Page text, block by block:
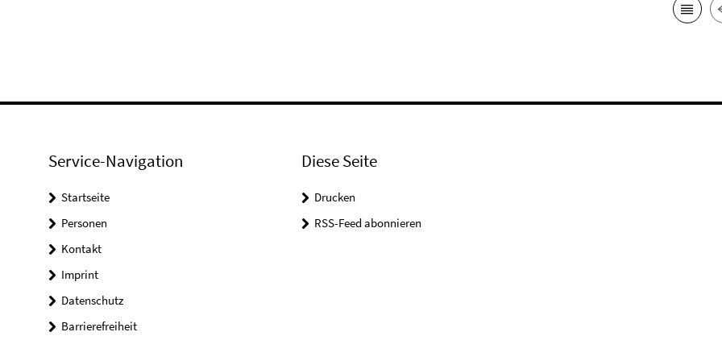
Service-Navigation
Startseite
Personen
Kontakt
Imprint
Datenschutz
Barrierefreiheit
Diese Seite
Drucken
RSS-Feed abonnieren